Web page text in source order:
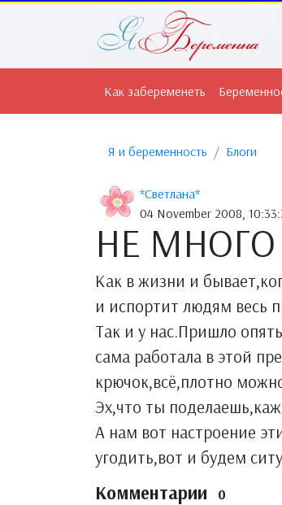
Как забеременеть
Я и беременность Блоги
*Светлана*
04 November 2008,
НЕ МНОГО
Как в жизни и
и испортит людям весь
Так и у нас.Пришло
сама работала в этой
крючок,всё,плотно
Эх,что ты
А нам вот настроение
угодить,вот и будем
Комментарии 0